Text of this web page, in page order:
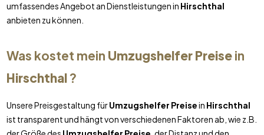
umfassendes Angebot an Dienstleistungen in Hirschthal
anbieten zu können.
Was kostet mein Umzugshelfer Preisein
Hirschthal?
Unsere Preisgestaltung fürUmzugshelfer Preisein Hirschthal
ist transparent und hängt von verschiedenen Faktoren ab, wie z.B.